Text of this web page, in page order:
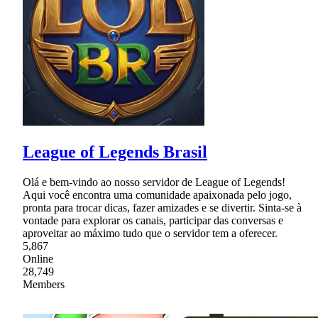
League of Legends Brasil
Olá e bem-vindo ao nosso servidor de League of Legends!
Aqui você encontra uma comunidade apaixonada pelo jogo,
pronta para trocar dicas, fazer amizades e se divertir. Sinta-se à
vontade para explorar os canais, participar das conversas e
aproveitar ao máximo tudo que o servidor tem a oferecer.
5,867
Online
28,749
Members